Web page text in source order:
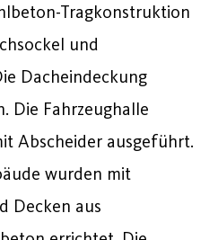
Tragkonstruktion
und
Dacheindeckung
Die Fahrzeughalle
Abscheider ausgeführt.
wurden mit
Decken aus